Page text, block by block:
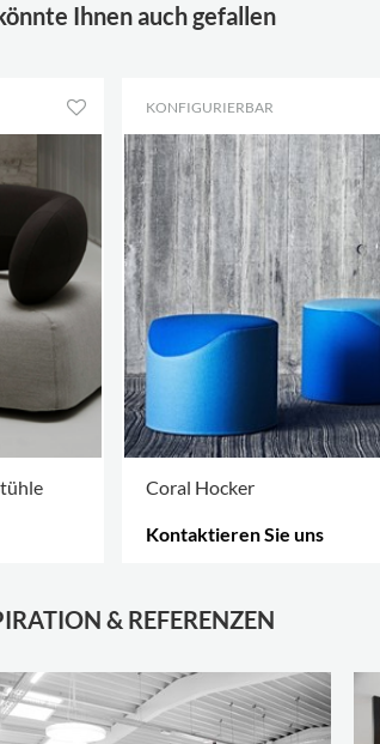
Ihnen auch gefallen
KONFIGURIERBAR
Coral Hocker
Kontaktieren Sie uns
& REFERENZEN